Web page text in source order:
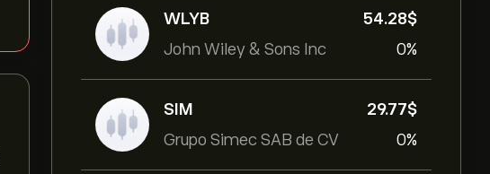
WLYB
John Wiley & Sons Inc
54.28‎$‎
0%
SIM
Grupo Simec SAB de CV
29.77‎$‎
0%